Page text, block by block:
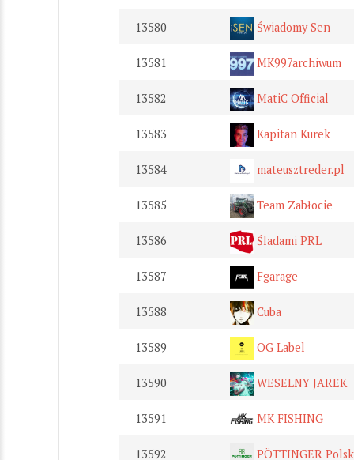
13580 Świadomy Sen
13581 MK997archiwum
13582 MatiC Official
13583 Kapitan Kurek
13584 mateusztreder.pl
13585 Team Zabłocie
13586 Śladami PRL
13587 Fgarage
13588 Cuba
13589 OG Label
13590 WESELNY JAREK
13591 MK FISHING
13592 PÖTTINGER